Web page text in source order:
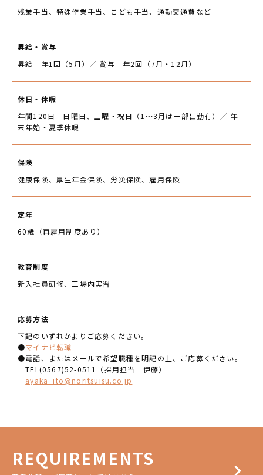
残業手当、特殊作業手当、こども手当、通勤交通費など
昇給・賞与
昇給 年1回（5月）／ 賞与 年2回（7月・12月）
休日・休暇
年間120日 日曜日、土曜・祝日（1～3月は一部出勤有）／ 年
末年始・夏季休暇
保険
健康保険、厚生年金保険、労災保険、雇用保険
定年
60歳（再雇用制度あり）
教育制度
新入社員研修、工場内実習
応募方法
下記のいずれかよりご応募ください。
●マイナビ転職
●電話、またはメールで希望職種を明記の上、ご応募ください。
TEL(0567)52-0511（採用担当 伊藤）
ayaka_ito@noritsuisu.co.jp
REQUIREMENTS